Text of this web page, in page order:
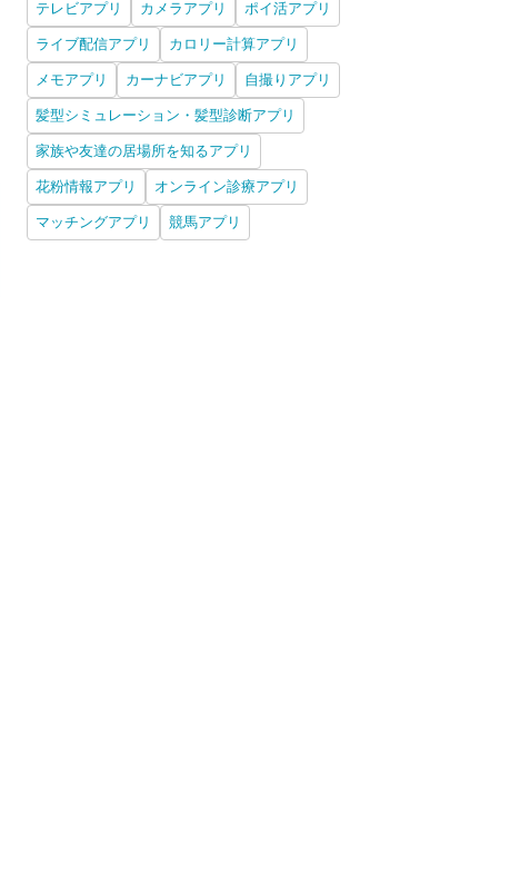
テレビアプリ カメラアプリ ポイ活アプリ
ライブ配信アプリ カロリー計算アプリ
メモアプリ カーナビアプリ 自撮りアプリ
髪型シミュレーション・髪型診断アプリ
家族や友達の居場所を知るアプリ
花粉情報アプリ オンライン診療アプリ
マッチングアプリ 競馬アプリ